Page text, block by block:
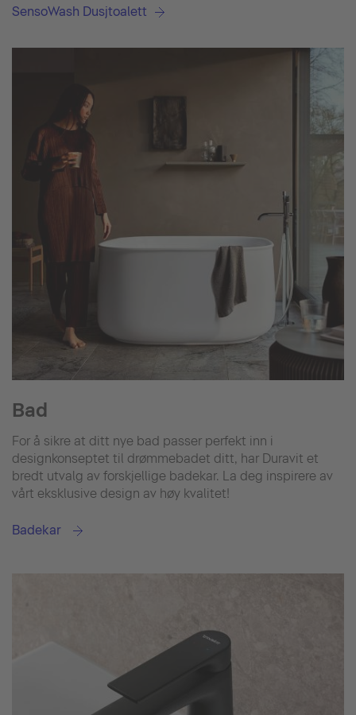
SensoWash Dusjtoalett
Bad
For å sikre at ditt nye bad passer perfekt inn i
designkonseptet til drømmebadet ditt, har Duravit et
bredt utvalg av forskjellige badekar. La deg inspirere av
vårt eksklusive design av høy kvalitet!
Badekar